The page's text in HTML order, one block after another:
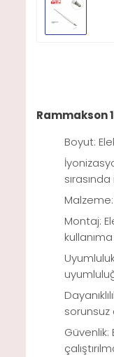
Rammakson
Boyut:
Montaj:
sorunsuz